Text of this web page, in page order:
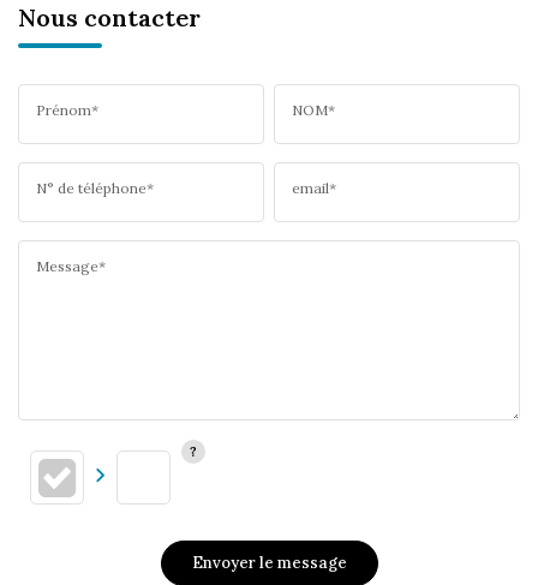
Nous contacter
Prénom* NOM*
N° de téléphone* email*
Message*
Envoyer le message